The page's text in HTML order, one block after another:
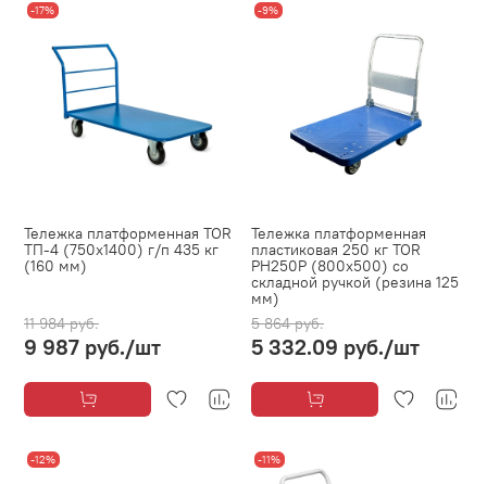
-17%
Тележка платформенная TOR
ТП-4 (750х1400) г/п 435 кг
(160 мм)
11 984 руб.
9 987 руб./шт
-9%
Тележка платформенная
пластиковая 250 кг TOR
PH250P (800х500) со
складной ручкой (резина 125
мм)
5 864 руб.
5 332.09 руб./шт
-12% -11%